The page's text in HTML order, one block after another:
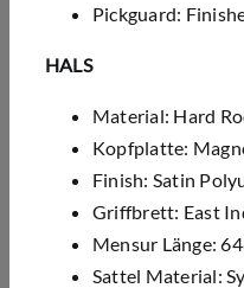
Pickguard:
HALS
Material: Hard
Kopfplatte:
Finish: Satin
Griffbrett: East
Mensur Länge:
Sattel Material: